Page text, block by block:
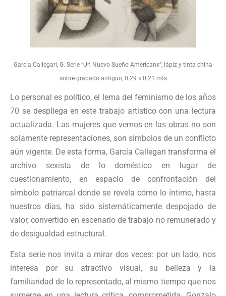
García Callegari, G. Serie “Un Nuevo Sueño Americanx”, lápiz y tinta china
sobre grabado antiguo, 0.29 x 0.21 mts
Lo personal es político, el lema del feminismo de los años
70 se despliega en este trabajo artístico con una lectura
actualizada. Las mujeres que vemos en las obras no son
solamente representaciones, son símbolos de un conflicto
aún vigente. De esta forma, García Callegari transforma el
archivo sexista de lo doméstico en lugar de
cuestionamiento, en espacio de confrontación del
símbolo patriarcal donde se revela cómo lo íntimo, hasta
nuestros días, ha sido sistemáticamente despojado de
valor, convertido en escenario de trabajo no remunerado y
de desigualdad estructural.
Esta serie nos invita a mirar dos veces: por un lado, nos
interesa por su atractivo visual, su belleza y la
familiaridad de lo representado, al mismo tiempo que nos